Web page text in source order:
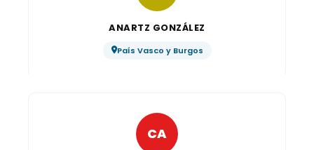
ANARTZ GONZÁLEZ
País Vasco y Burgos
CA